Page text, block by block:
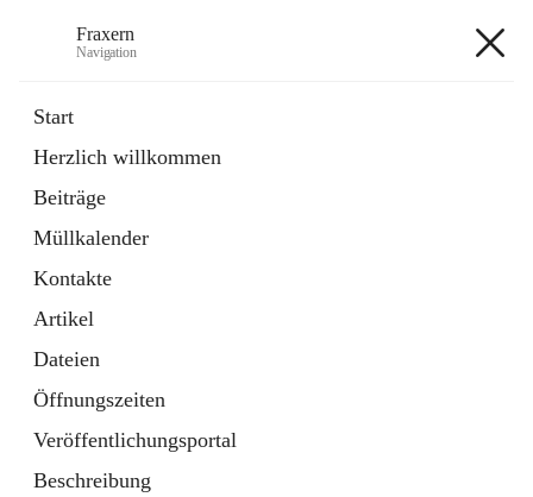
Fraxern
Navigation
Start
Herzlich willkommen
Beiträge
Müllkalender
Kontakte
Artikel
Dateien
Öffnungszeiten
Veröffentlichungsportal
Beschreibung
Ordner
in
Tab
Formulare
Artikel
öffnet
in
neuem
Tab